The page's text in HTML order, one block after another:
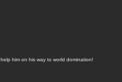
him on his way to world domination!